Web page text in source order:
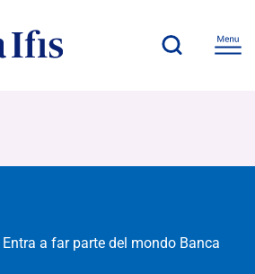
a far parte del mondo Banca